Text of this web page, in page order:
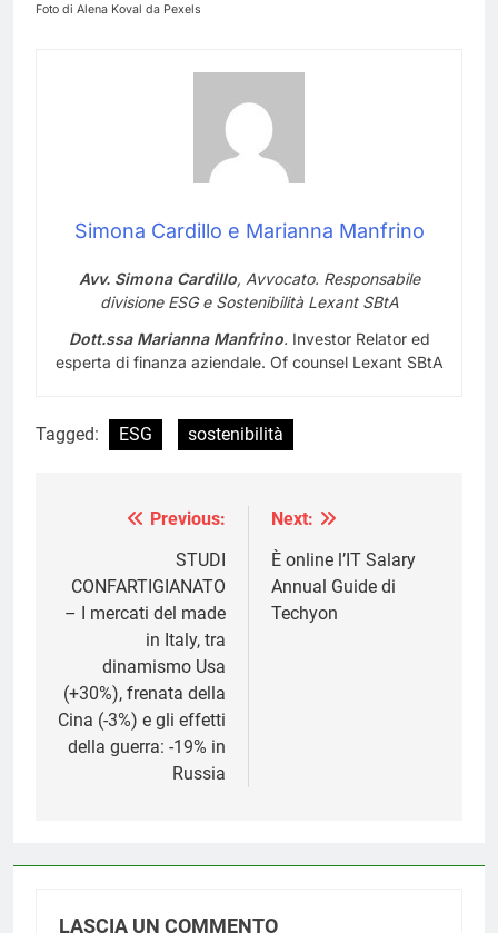
Foto di Alena Koval da Pexels
Simona Cardillo e Marianna Manfrino
Avv. Simona Cardillo, Avvocato. Responsabile
divisione ESG e Sostenibilità Lexant SBtA
Dott.ssaMarianna Manfrino. Investor Relator ed
esperta di finanza aziendale. Of counsel Lexant SBtA
Tagged: ESG sostenibilità
Navigazione
Previous:
STUDI
CONFARTIGIANATO
– I mercati del made
in Italy, tra
dinamismo Usa
(+30%), frenata della
Cina (-3%) e gli effetti
della guerra: -19% in
Russia
Next:
È online l’IT Salary
Annual Guide di
Techyon
LASCIA UN COMMENTO